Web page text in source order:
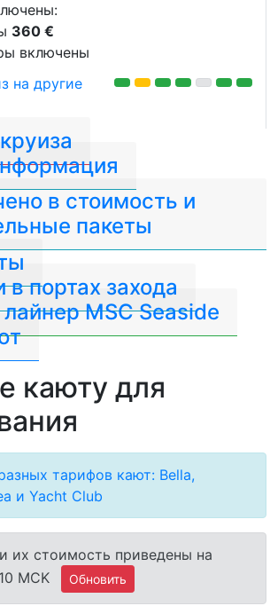
360 €
включены
на другие
в стоимость и
пакеты
в портах захода
MSC Seaside
каюту для
тарифов кают: Bella,
и Yacht Club
их стоимость приведены на
MCK
Обновить